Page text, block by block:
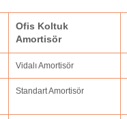
Ofis Koltuk
Amortisör
Vidalı Amortisör
Standart Amortisör